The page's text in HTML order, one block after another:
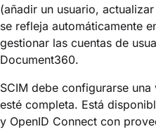
(añadir un usuario,
se refleja automáticamente
gestionar las cuentas de
Document360.
SCIM debe configurarse
esté completa. Está
y OpenID Connect con